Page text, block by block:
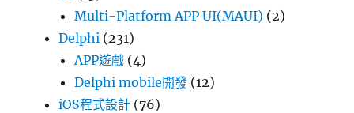
Multi-Platform APP UI(MAUI) (2)
Delphi (231)
APP遊戲 (4)
Delphi mobile開發 (12)
iOS程式設計 (76)